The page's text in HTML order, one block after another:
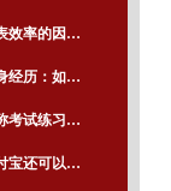
影响医学论文发表效率的因素有哪些
北大医学教授亲身经历：如何用最短时间拿到移民美国批准函？
传说中的中级职称考试练习题库破解版，居然被我找到了！
万万没想到，支付宝还可以下文献！